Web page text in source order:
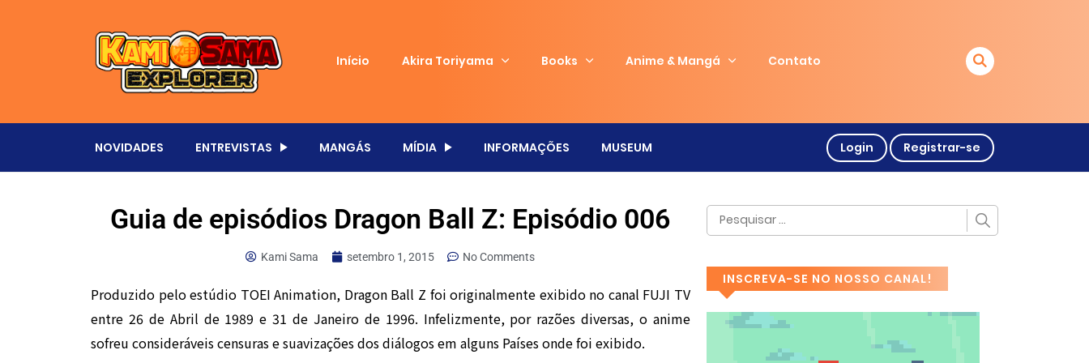
Início Akira Toriyama Books Anime & Mangá Contato
NOVIDADES ENTREVISTAS MANGÁS MÍDIA INFORMAÇÕES MUSEUM Login Registrar-se
Guia de episódios Dragon Ball Z: Episódio 006
Kami Sama setembro 1, 2015 No Comments
Produzido pelo estúdio TOEI Animation, Dragon Ball Z foi originalmente exibido no canal FUJI TV
entre 26 de Abril de 1989 e 31 de Janeiro de 1996. Infelizmente, por razões diversas, o anime
sofreu consideráveis censuras e suavizações dos diálogos em alguns Países onde foi exibido.
INSCREVA-SE NO NOSSO CANAL!